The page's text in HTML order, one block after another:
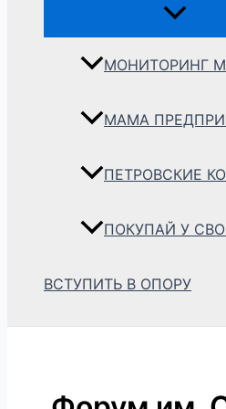
МОНИТОРИНГ
МАМА
ПЕТРОВСКИЕ
ПОКУПАЙ У
ВСТУПИТЬ В ОПОРУ